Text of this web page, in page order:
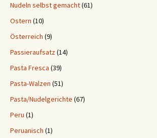
Nudeln selbst gemacht(61)
Ostern (10)
Österreich (9)
Passieraufsatz(14)
Pasta Fresca (39)
Pasta-Walzen (51)
Pasta/Nudelgerichte (67)
Peru (1)
Peruanisch (1)